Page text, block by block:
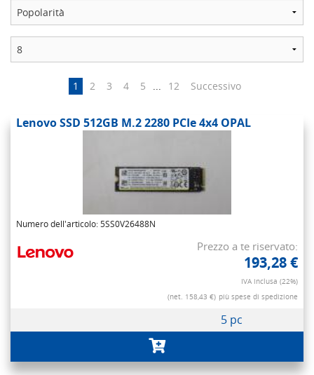
1 2 3 4 5 ... 12 Successivo
Lenovo SSD 512GB M.2 2280 PCIe 4x4 OPAL
Numero dell'articolo: 5SS0V26488N
Prezzo a te riservato:
193,28 €
IVA inclusa (22%)
(net. 158,43 €) più spese di spedizione
5 pc